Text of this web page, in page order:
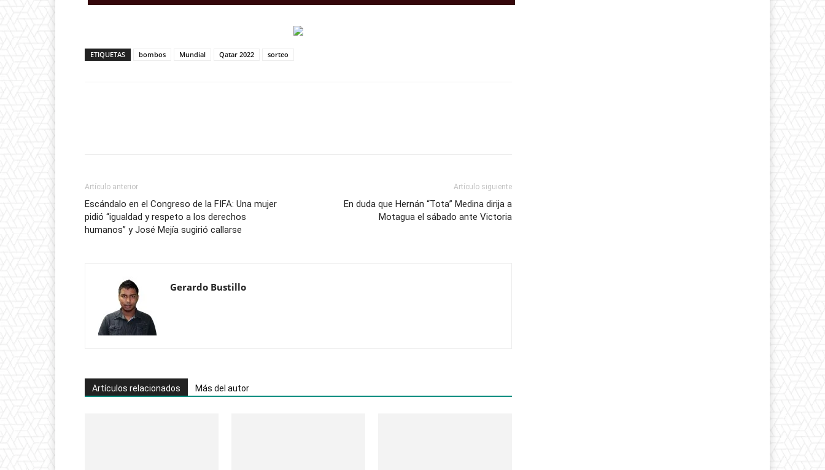
ETIQUETAS bombos Mundial Qatar 2022 sorteo
Artículo anterior
Escándalo en el Congreso de la FIFA: Una mujer
pidió “igualdad y respeto a los derechos
humanos” y José Mejía sugirió callarse
Artículo siguiente
En duda que Hernán “Tota” Medina dirija a
Motagua el sábado ante Victoria
Gerardo Bustillo
Artículos relacionados Más del autor